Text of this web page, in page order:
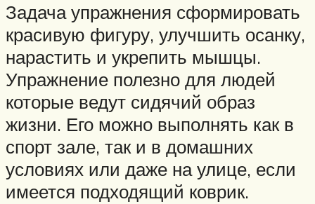
Задача упражнения сформировать
красивую фигуру, улучшить осанку,
нарастить и укрепить мышцы.
Упражнение полезно для людей
которые ведут сидячий образ
жизни. Его можно выполнять как в
спорт зале, так и в домашних
условиях или даже на улице, если
имеется подходящий коврик.